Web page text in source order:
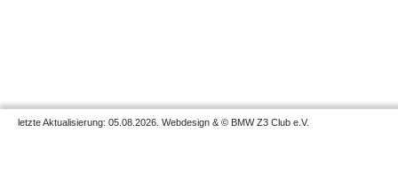
letzte Aktualisierung: 05.08.2026. Webdesign & © BMW Z3 Club e.V.